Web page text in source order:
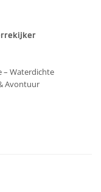
– Waterdichte
Avontuur